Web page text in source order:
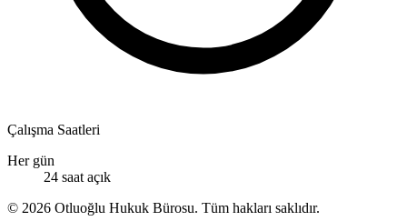
Çalışma Saatleri
Her gün
24 saat açık
© 2026 Otluoğlu Hukuk Bürosu. Tüm hakları saklıdır.